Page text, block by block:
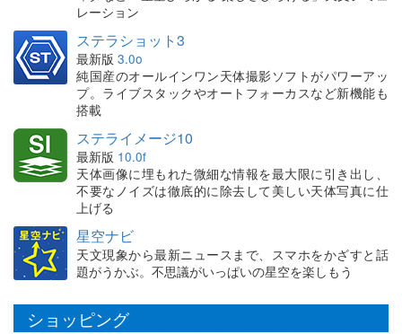
レーション
ステラショット3
最新版 3.0o
純国産のオールインワン天体撮影ソフトがパワーアッ
プ。ライブスタックやオートフォーカスなど新機能も
搭載
ステライメージ10
最新版 10.0f
天体画像に埋もれた微細な情報を最大限に引き出し、
不要なノイズは徹底的に除去して美しい天体写真に仕
上げる
星空ナビ
天文現象から最新ニュースまで、スマホをかざすと話
題がうかぶ。不思議がいっぱいの星空を楽しもう
ショッピング